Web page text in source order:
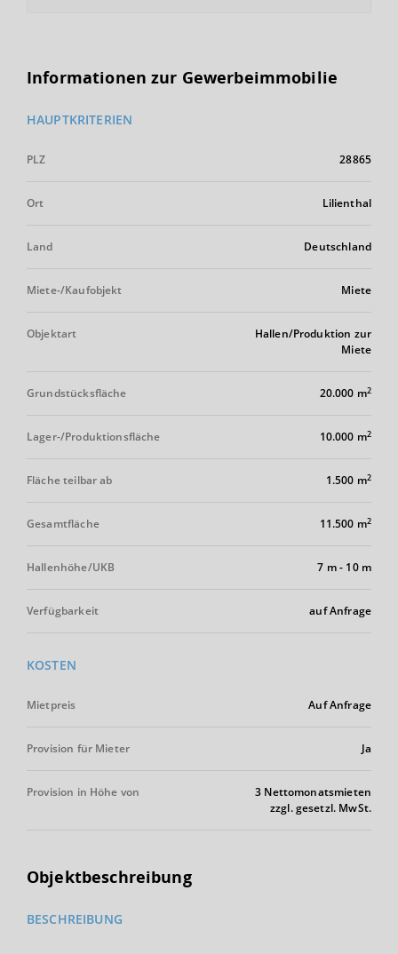
Informationen zur Gewerbeimmobilie
HAUPTKRITERIEN
PLZ 28865
Ort Lilienthal
Land Deutschland
Miete-/Kaufobjekt Miete
Objektart
Hallen/Produktion zur
Miete
Grundstücksfläche 20.000 m2
Lager-/Produktionsfläche 10.000 m2
Fläche teilbar ab 1.500 m2
Gesamtfläche 11.500 m2
Hallenhöhe/UKB 7 m- 10 m
Verfügbarkeit auf Anfrage
KOSTEN
Mietpreis Auf Anfrage
Provision für Mieter Ja
Provision in Höhe von
3 Nettomonatsmieten
zzgl. gesetzl. MwSt.
Objektbeschreibung
BESCHREIBUNG